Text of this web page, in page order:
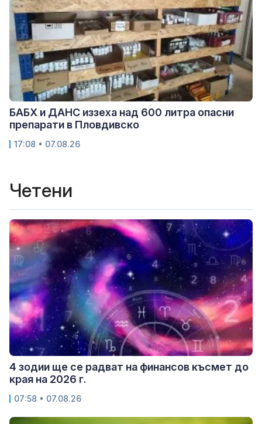
БАБХ и ДАНС иззеха над 600 литра опасни
препарати в Пловдивско
17:08 • 07.08.26
Четени
4 зодии ще се радват на финансов късмет до
края на 2026 г.
07:58 • 07.08.26